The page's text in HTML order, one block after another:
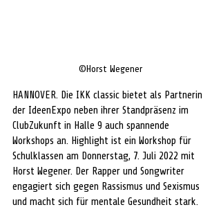
©Horst Wegener
HANNOVER. Die IKK classic bietet als Partnerin
der IdeenExpo neben ihrer Standpräsenz im
ClubZukunft in Halle 9 auch spannende
Workshops an. Highlight ist ein Workshop für
Schulklassen am Donnerstag, 7. Juli 2022 mit
Horst Wegener. Der Rapper und Songwriter
engagiert sich gegen Rassismus und Sexismus
und macht sich für mentale Gesundheit stark.